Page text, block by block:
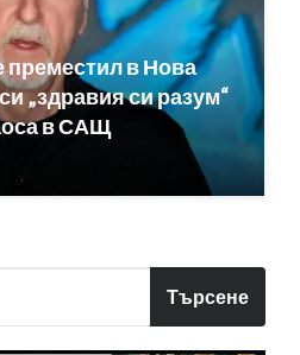
в Нова
„здравия си разум“
в САЩ
Търсене